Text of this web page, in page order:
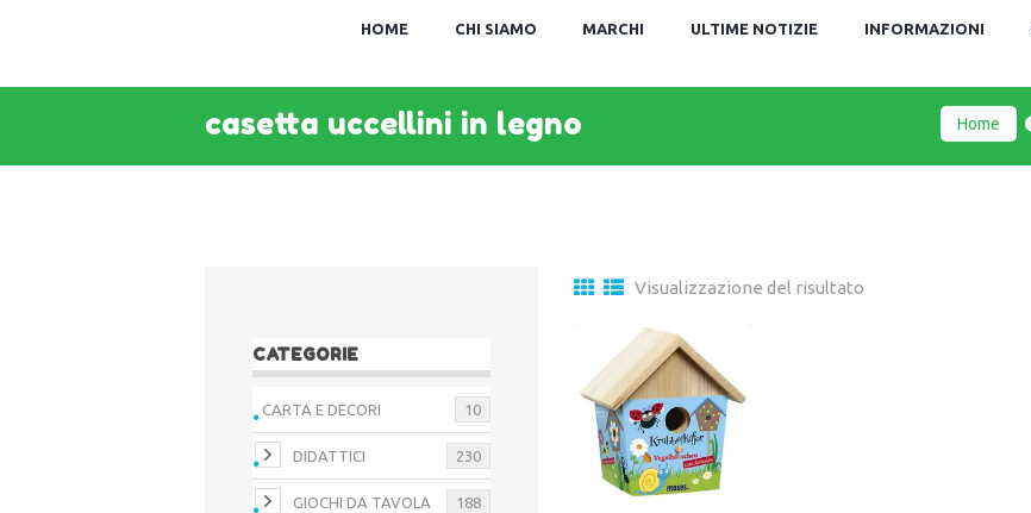
HOME CHI SIAMO MARCHI ULTIME NOTIZIE INFORMAZIONI
casetta uccellini in legno Home
Visualizzazione del risultato
CATEGORIE
CARTA E DECORI 10
DIDATTICI 230
GIOCHI DA TAVOLA 188